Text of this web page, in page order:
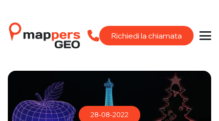
Richiedi la chiamata
28-08-2022